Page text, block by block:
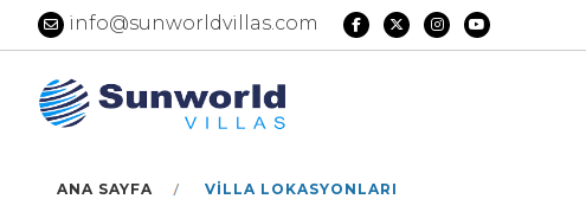
info@sunworldvillas.com
ANA SAYFA VILLA LOKASYONLARI